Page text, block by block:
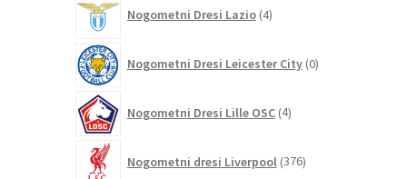
Nogometni Dresi Lazio 4izdelki
Nogometni Dresi Leicester City 0izdelkov
Nogometni Dresi Lille OSC 4izdelki
Nogometni dresi Liverpool 376izdelkov